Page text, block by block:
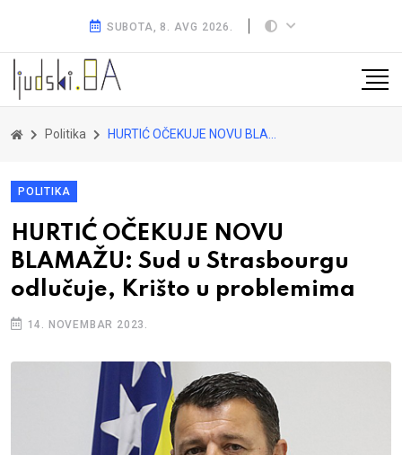
SUBOTA, 8. AVG 2026.
Politika HURTIĆ OČEKUJE NOVU BLAMAŽU: Sud u Strasbourgu odlučuje, Krišto u problemima
POLITIKA
HURTIĆ OČEKUJE NOVU
BLAMAŽU: Sud u Strasbourgu
odlučuje, Krišto u problemima
14. NOVEMBAR 2023.